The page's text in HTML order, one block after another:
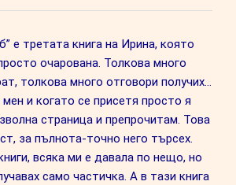
е третата книга на Ирина, която
очарована. Толкова много
толкова много отговори получих…
и когато се присетя просто я
страница и препрочитам. Това
за пълнота-точно него търсех.
всяка ми е давала по нещо, но
само частичка. А в тази книга